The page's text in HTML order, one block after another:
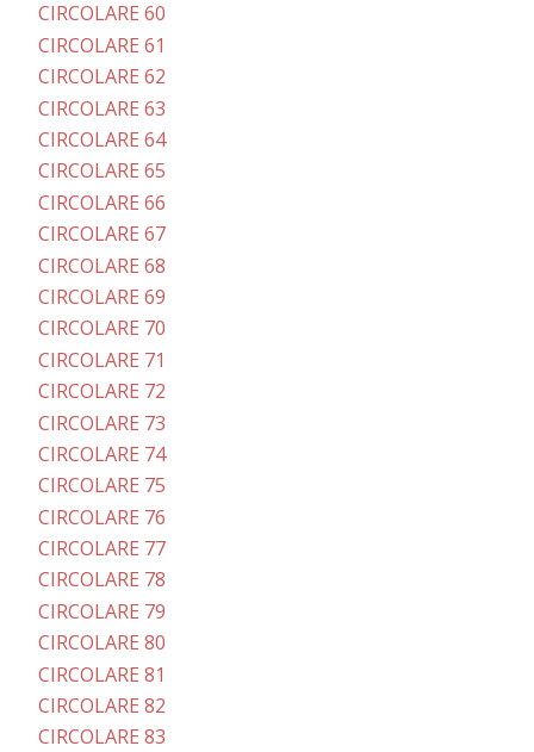
CIRCOLARE 60
CIRCOLARE 61
CIRCOLARE 62
CIRCOLARE 63
CIRCOLARE 64
CIRCOLARE 65
CIRCOLARE 66
CIRCOLARE 67
CIRCOLARE 68
CIRCOLARE 69
CIRCOLARE 70
CIRCOLARE 71
CIRCOLARE 72
CIRCOLARE 73
CIRCOLARE 74
CIRCOLARE 75
CIRCOLARE 76
CIRCOLARE 77
CIRCOLARE 78
CIRCOLARE 79
CIRCOLARE 80
CIRCOLARE 81
CIRCOLARE 82
CIRCOLARE 83